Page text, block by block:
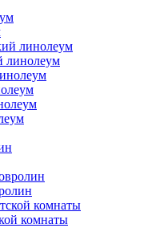
линолеум
комнаты